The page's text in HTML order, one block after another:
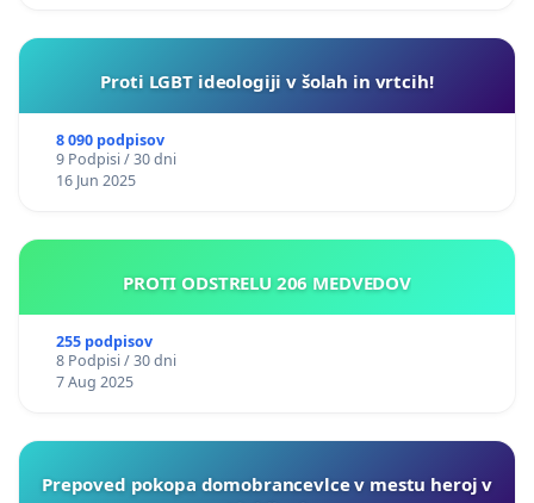
Proti LGBT ideologiji v šolah in vrtcih!
8 090 podpisov
9 Podpisi / 30 dni
16 Jun 2025
PROTI ODSTRELU 206 MEDVEDOV
255 podpisov
8 Podpisi / 30 dni
7 Aug 2025
Prepoved pokopa domobrancevlce v mestu heroj v